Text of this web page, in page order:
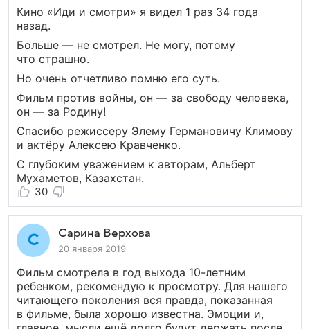
Кино «Иди и смотри» я видел 1 раз 34 года
назад.
Больше — не смотрел. Не могу, потому
что страшно.
Но очень отчетливо помню его суть.
Фильм против войны, он — за свободу человека,
он — за Родину!
Спасибо режиссеру Элему Германовичу Климову
и актёру Алексею Кравченко.
С глубоким уважением к авторам, Альберт
Мухаметов, Казахстан.
30
Сарина Верхова
20 января 2019
Фильм смотрела в год выхода 10-летним
ребенком, рекомендую к просмотру. Для нашего
читающего поколения вся правда, показанная
в фильме, была хорошо известна. Эмоции и,